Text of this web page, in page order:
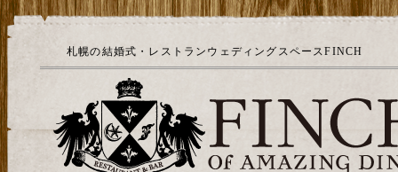
札幌の結婚式・レストランウェディングスペースFINCH